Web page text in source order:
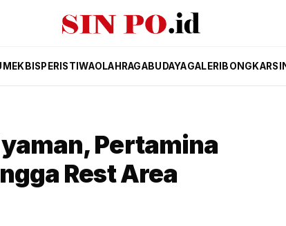
EKBIS PERISTIWAOLAHRAGABUDAYAGALERI BONGKAR
Pertamina
Rest Area